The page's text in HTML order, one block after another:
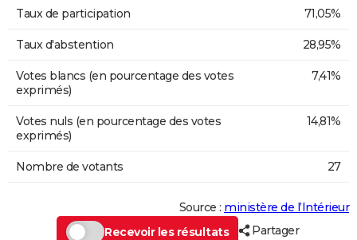
Taux de participation 71,05%
Taux d'abstention 28,95%
Votes blancs (en pourcentage des votes
exprimés)
7,41%
Votes nuls (en pourcentage des votes
exprimés)
14,81%
Nombre de votants 27
Source : ministère de l’Intérieur
Recevoir les résultats
Partager